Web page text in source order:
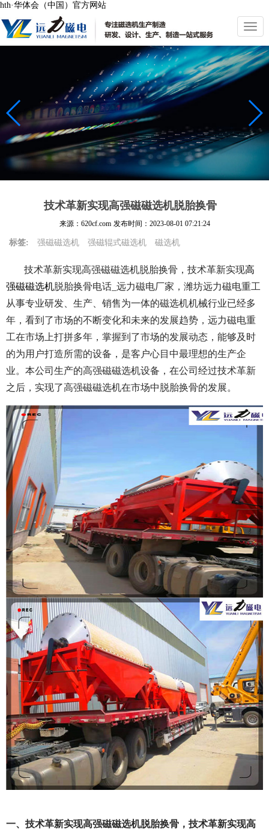
hth·华体会（中国）官方网站
切
换
导
航
技术革新实现高强磁磁选机脱胎换骨
来源：620cf.com 发布时间： 2023-08-01 07:21:24
标签: 强磁磁选机 强磁辊式磁选机 磁选机
技术革新实现高强磁磁选机脱胎换骨，技术革新实现高
强磁磁选机脱胎换骨电话_远力磁电厂家，潍坊远力磁电重工
从事专业研发、生产、销售为一体的磁选机机械行业已经多
年，看到了市场的不断变化和未来的发展趋势，远力磁电重
工在市场上打拼多年，掌握到了市场的发展动态，能够及时
的为用户打造所需的设备，是客户心目中最理想的生产企
业。本公司生产的高强磁磁选机设备，在公司经过技术革新
之后，实现了高强磁磁选机在市场中脱胎换骨的发展。
一、技术革新实现高强磁磁选机脱胎换骨，技术革新实现高